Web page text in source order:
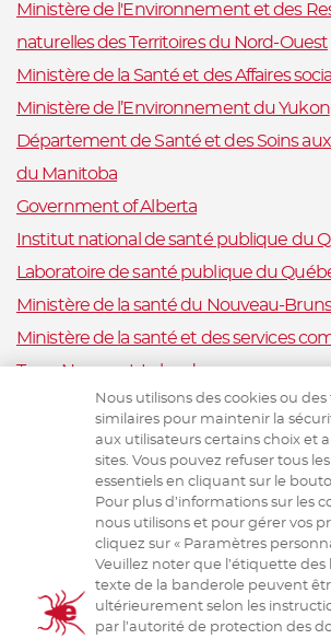
Ministère de l'Environnement et des
naturelles des Territoires du Nord-Ouest
Ministère de la Santé et des Affaires
Ministère de l’Environnement du Yukon
Département de Santé et des Soins
du Manitoba
Government of Alberta
Institut national de santé publique du
Laboratoire de santé publique du
Ministère de la santé du Nouveau-
Ministère de la santé et des services
Terre-Neuve-et-Labrador
Nova Scotia Department of Health and
Ministère de la Santé et Mieux-être, Ile-
Santé publique Ontario
Saskatchewan Ministry of Health
Système canadien de surveillance de la
Santé animale Canada
Nous utilisons des cookies ou
similaires pour maintenir la
aux utilisateurs certains choix et
sites. Vous pouvez refuser tous
essentiels en cliquant sur le
Pour plus d’informations sur les
nous utilisons et pour gérer vos
cliquez sur « Paramètres
Veuillez noter que l’étiquette des
texte de la banderole peuvent
ultérieurement selon les
par l’autorité de protection des